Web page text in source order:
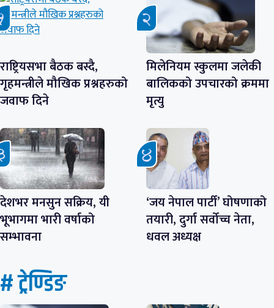
राष्ट्रियसभा बैठक बस्दै,
गृहमन्त्रीले मौखिक प्रश्नहरुको
जवाफ दिने
मिलेनियम स्कुलमा जलेकी
बालिकको उपचारको क्रममा
मृत्यु
देशभर मनसुन सक्रिय, यी
भूभागमा भारी वर्षाको
सम्भावना
‘जय नेपाल पार्टी’ घोषणाको
तयारी, दुर्गा सर्वोच्च नेता,
धवल अध्यक्ष
# ट्रेण्डिङ